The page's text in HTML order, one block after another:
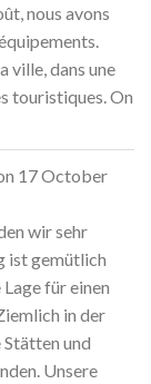
nous avons
ville, dans une
touristiques. On
17 October
wir sehr
ist gemütlich
für einen
in der
und
Unsere